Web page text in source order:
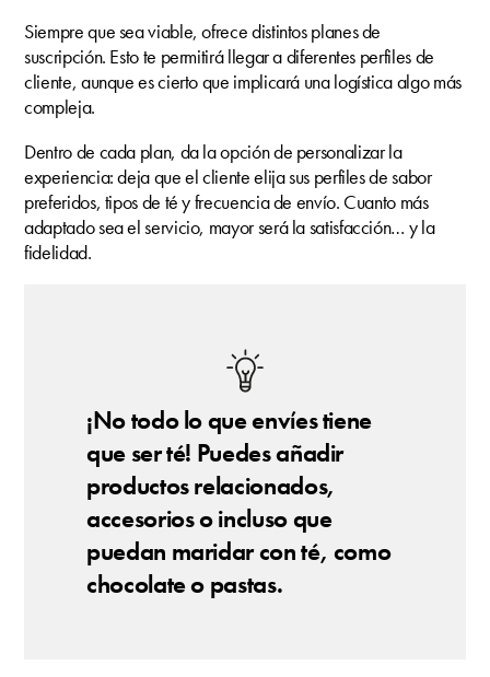
Siempre que sea viable, ofrece distintos planes de
suscripción. Esto te permitirá llegar a diferentes perfiles de
cliente, aunque es cierto que implicará una logística algo más
compleja.
Dentro de cada plan, da la opción de personalizar la
experiencia: deja que el cliente elija sus perfiles de sabor
preferidos, tipos de té y frecuencia de envío. Cuanto más
adaptado sea el servicio, mayor será la satisfacción… y la
fidelidad.
¡No todo lo que envíes tiene
que ser té! Puedes añadir
productos relacionados,
accesorios o incluso que
puedan maridar con té, como
chocolate o pastas.